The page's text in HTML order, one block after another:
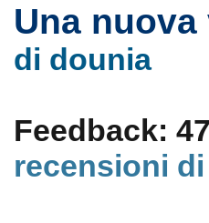
Una nuova
di dounia
Feedback:
recensioni